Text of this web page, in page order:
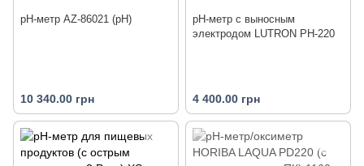
pH-метр AZ-86021 (pH)
10 340.00 грн
pH-метр с выносным
электродом LUTRON PH-220
4 400.00 грн